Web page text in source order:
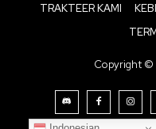
TRAKTEER KAMI
Copyright ©